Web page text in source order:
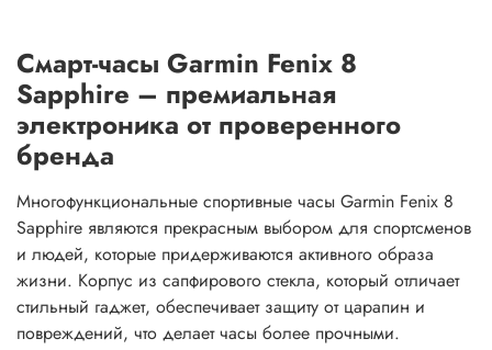
Смарт-часы Garmin Fenix 8
Sapphire – премиальная
электроника от проверенного
бренда
Многофункциональные спортивные часы Garmin Fenix 8
Sapphire являются прекрасным выбором для спортсменов
и людей, которые придерживаются активного образа
жизни. Корпус из сапфирового стекла, который отличает
стильный гаджет, обеспечивает защиту от царапин и
повреждений, что делает часы более прочными.